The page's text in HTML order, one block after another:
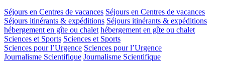
Séjours en Centres de vacances Séjours en Centres de vacances
Séjours itinérants & expéditions Séjours itinérants & expéditions
hébergement en gîte ou chalet hébergement en gîte ou chalet
Sciences et Sports Sciences et Sports
Sciences pour l’Urgence Sciences pour l’Urgence
Journalisme Scientifique Journalisme Scientifique